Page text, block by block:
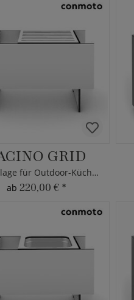
GRID
HPL Ablage für Outdoor-Küchen
ab 220,00 € *